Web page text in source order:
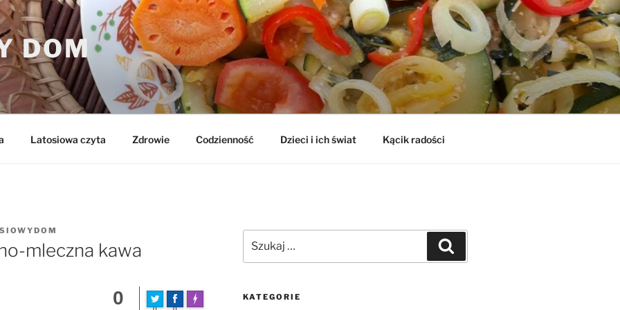
DOM
Latosiowa czyta Zdrowie Codzienność Dzieci i ich świat Kącik radości
mleczna kawa
0 Made with
KATEGORIE